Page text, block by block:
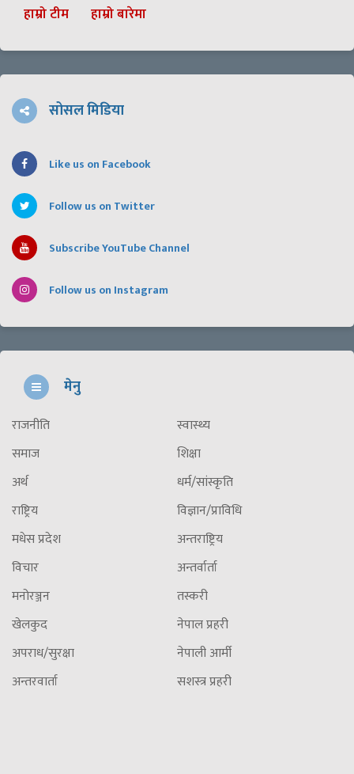
हाम्रो टीम हाम्रो बारेमा
सोसल मिडिया
Like us on Facebook
Follow us on Twitter
Subscribe YouTube Channel
Follow us on Instagram
मेनु
राजनीति
समाज
अर्थ
राष्ट्रिय
मधेस प्रदेश
विचार
मनोरञ्जन
खेलकुद
अपराध/सुरक्षा
अन्तरवार्ता
स्वास्थ्य
शिक्षा
धर्म/सांस्कृति
विज्ञान/प्राविधि
अन्तराष्ट्रिय
अन्तर्वार्ता
तस्करी
नेपाल प्रहरी
नेपाली आर्मी
सशस्त्र प्रहरी